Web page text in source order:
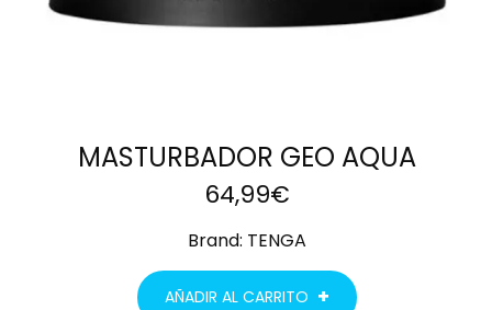
MASTURBADOR GEO AQUA
64,99€
Brand: TENGA
AÑADIR AL CARRITO